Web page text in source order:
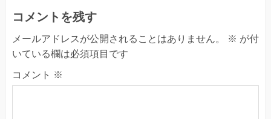
コメントを残す
メールアドレスが公開されることはありません。 ※ が付
いている欄は必須項目です
コメント ※